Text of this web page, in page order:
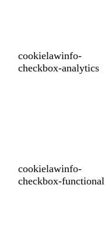
cookielawinfo-
checkbox-analytics
cookielawinfo-
checkbox-functional